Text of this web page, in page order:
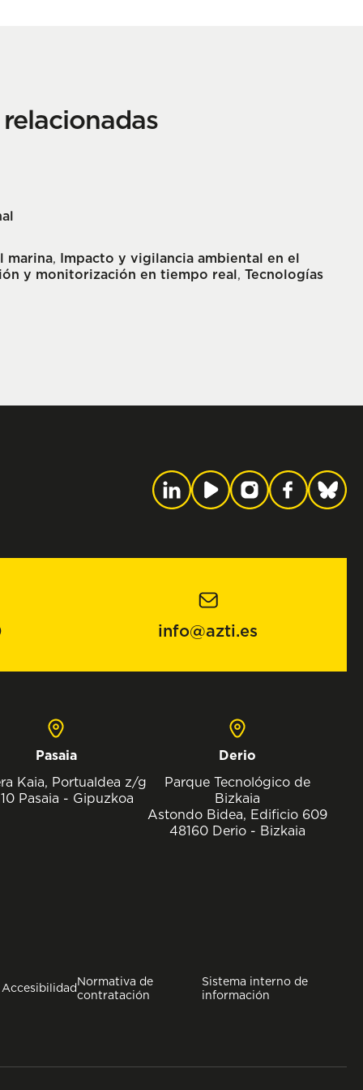
marina, Impacto y vigilancia ambiental en el
y monitorización en tiempo real, Tecnologías
info@azti.es
Pasaia
Kaia, Portualdea z/g
Pasaia - Gipuzkoa
Derio
Parque Tecnológico de
Bizkaia
Astondo Bidea, Edificio 609
48160 Derio - Bizkaia
AccesibilidadNormativa de
contratación
Sistema interno de
información